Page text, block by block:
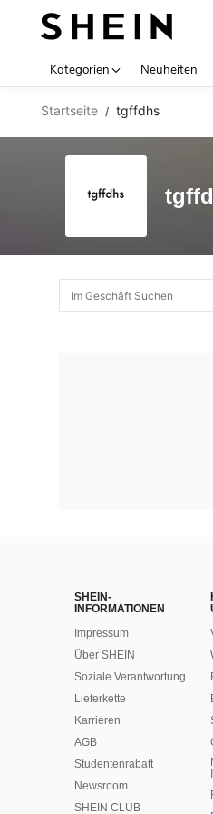
Kategorien Neuheiten
Startseite / tgffdhs
SHEIN-
INFORMATIONEN
Impressum
Über SHEIN
Soziale Verantwortung
Lieferkette
Karrieren
AGB
Studentenrabatt
Newsroom
SHEIN CLUB